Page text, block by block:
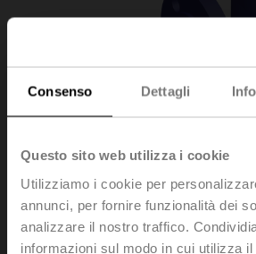
Consenso Dettagli
Questo sito web utilizza i cookie
Utilizziamo i cookie per
annunci, per fornire funzionalità dei
analizzare il nostro traffico.
informazioni sul modo in cui utilizza
H6032X10-
S2/NVKC24A-